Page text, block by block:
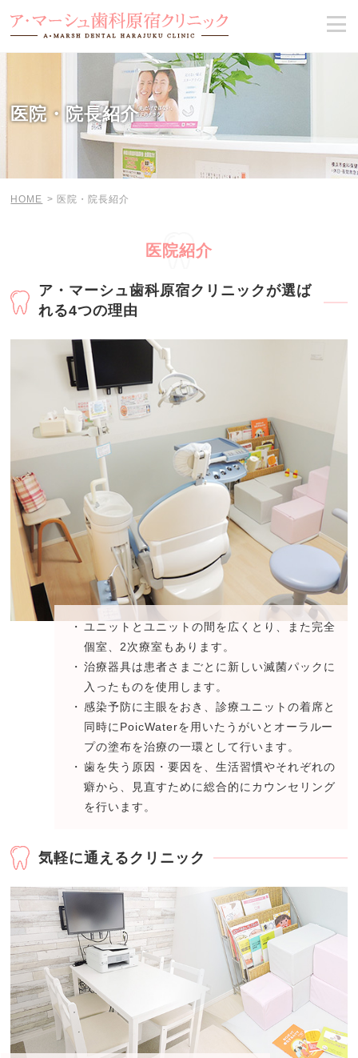
医院・院長紹介
HOME 医院・院長紹介
医院紹介
ア・マーシュ歯科原宿クリニックが選ば
れる4つの理由
ユニットとユニットの間を広くとり、また完全
個室、2次療室もあります。
治療器具は患者さまごとに新しい滅菌パックに
入ったものを使用します。
感染予防に主眼をおき、診療ユニットの着席と
同時にPoicWaterを用いたうがいとオーラルー
プの塗布を治療の一環として行います。
歯を失う原因・要因を、生活習慣やそれぞれの
癖から、見直すために総合的にカウンセリング
を行います。
気軽に通えるクリニック